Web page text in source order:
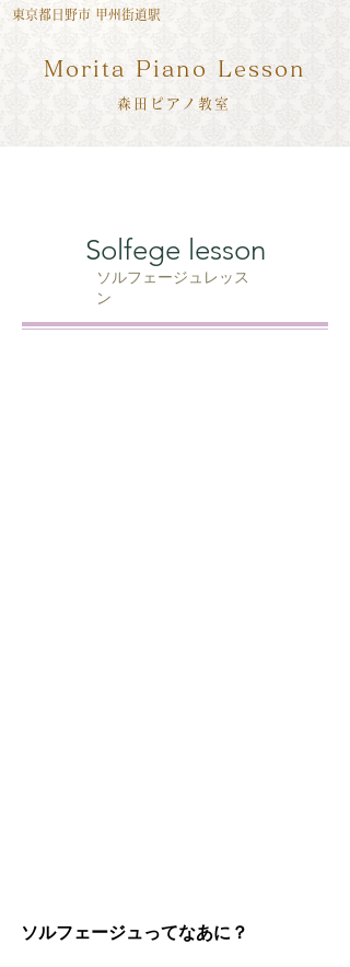
東京都日野市 甲州街道駅
Morita Piano Lesson
森田ピアノ​教室
Solfege lesson
​ソルフェージュレッス
ン
ソルフェージュってなあに？